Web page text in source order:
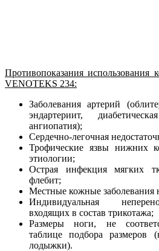
Противопоказания использования
VENOTEKS 234:
Заболевания артерий
эндартериит,
ангиопатия);
Сердечно-легочная
Трофические язвы нижних
этиологии;
Острая инфекция мягких
флебит;
Местные кожные заболевания
Индивидуальная
входящих в состав трикотажа;
Размеры ноги, не
таблице подбора размеров
лодыжки).